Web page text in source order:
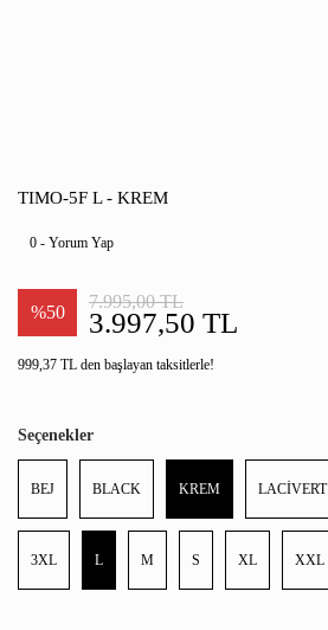
TIMO-5F L - KREM
0 - Yorum Yap
%50 3.997,50 TL
7.995,00 TL
999,37 TL den başlayan taksitlerle!
Seçenekler
BEJ BLACK KREM LACİVERT
3XL L M S XL XXL